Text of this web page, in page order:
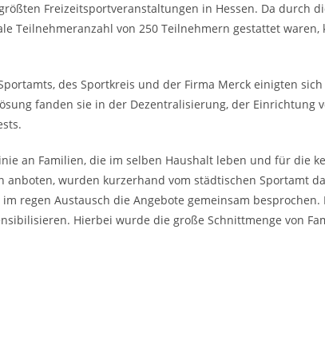
Freizeitsportveranstaltungen in Hessen. Da durch
Teilnehmeranzahl von 250 Teilnehmern gestattet
des Sportkreis und der Firma Merck einigten
fanden sie in der Dezentralisierung, der Einrichtung
an Familien, die im selben Haushalt leben und für die
anboten, wurden kurzerhand vom städtischen Sportamt
regen Austausch die Angebote gemeinsam
Hierbei wurde die große Schnittmenge von